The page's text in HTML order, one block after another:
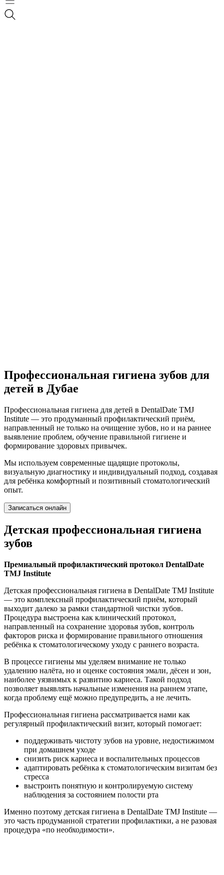
Профессиональная гигиена зубов для
детей в Дубае
Профессиональная гигиена для детей в DentalDate TMJ
Institute — это продуманный профилактический приём,
направленный не только на очищение зубов, но и на раннее
выявление проблем, обучение правильной гигиене и
формирование здоровых привычек.
Мы используем современные щадящие протоколы,
визуальную диагностику и индивидуальный подход, создавая
для ребёнка комфортный и позитивный стоматологический
опыт.
Записаться онлайн
Детская профессиональная гигиена
зубов
Премиальный профилактический протокол DentalDate
TMJ Institute
Детская профессиональная гигиена в DentalDate TMJ Institute
— это комплексный профилактический приём, который
выходит далеко за рамки стандартной чистки зубов.
Процедура выстроена как клинический протокол,
направленный на сохранение здоровья зубов, контроль
факторов риска и формирование правильного отношения
ребёнка к стоматологическому уходу с раннего возраста.
В процессе гигиены мы уделяем внимание не только
удалению налёта, но и оценке состояния эмали, дёсен и зон,
наиболее уязвимых к развитию кариеса. Такой подход
позволяет выявлять начальные изменения на раннем этапе,
когда проблему ещё можно предупредить, а не лечить.
Профессиональная гигиена рассматривается нами как
регулярный профилактический визит, который помогает:
поддерживать чистоту зубов на уровне, недостижимом
при домашнем уходе
снизить риск кариеса и воспалительных процессов
адаптировать ребёнка к стоматологическим визитам без
стресса
выстроить понятную и контролируемую систему
наблюдения за состоянием полости рта
Именно поэтому детская гигиена в DentalDate TMJ Institute —
это часть продуманной стратегии профилактики, а не разовая
процедура «по необходимости».